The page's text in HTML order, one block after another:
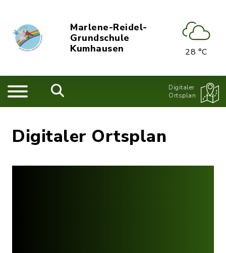
Marlene-Reidel-
Grundschule
Kumhausen
28 °C
Digitaler
Ortsplan
Digitaler Ortsplan